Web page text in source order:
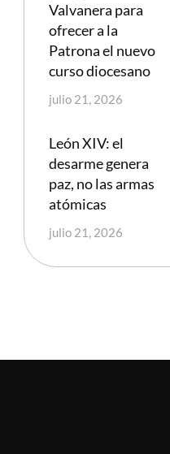
Valvanera para
ofrecer a la
Patrona el nuevo
curso diocesano
julio 21, 2026
León XIV: el
desarme genera
paz, no las armas
atómicas
julio 21, 2026